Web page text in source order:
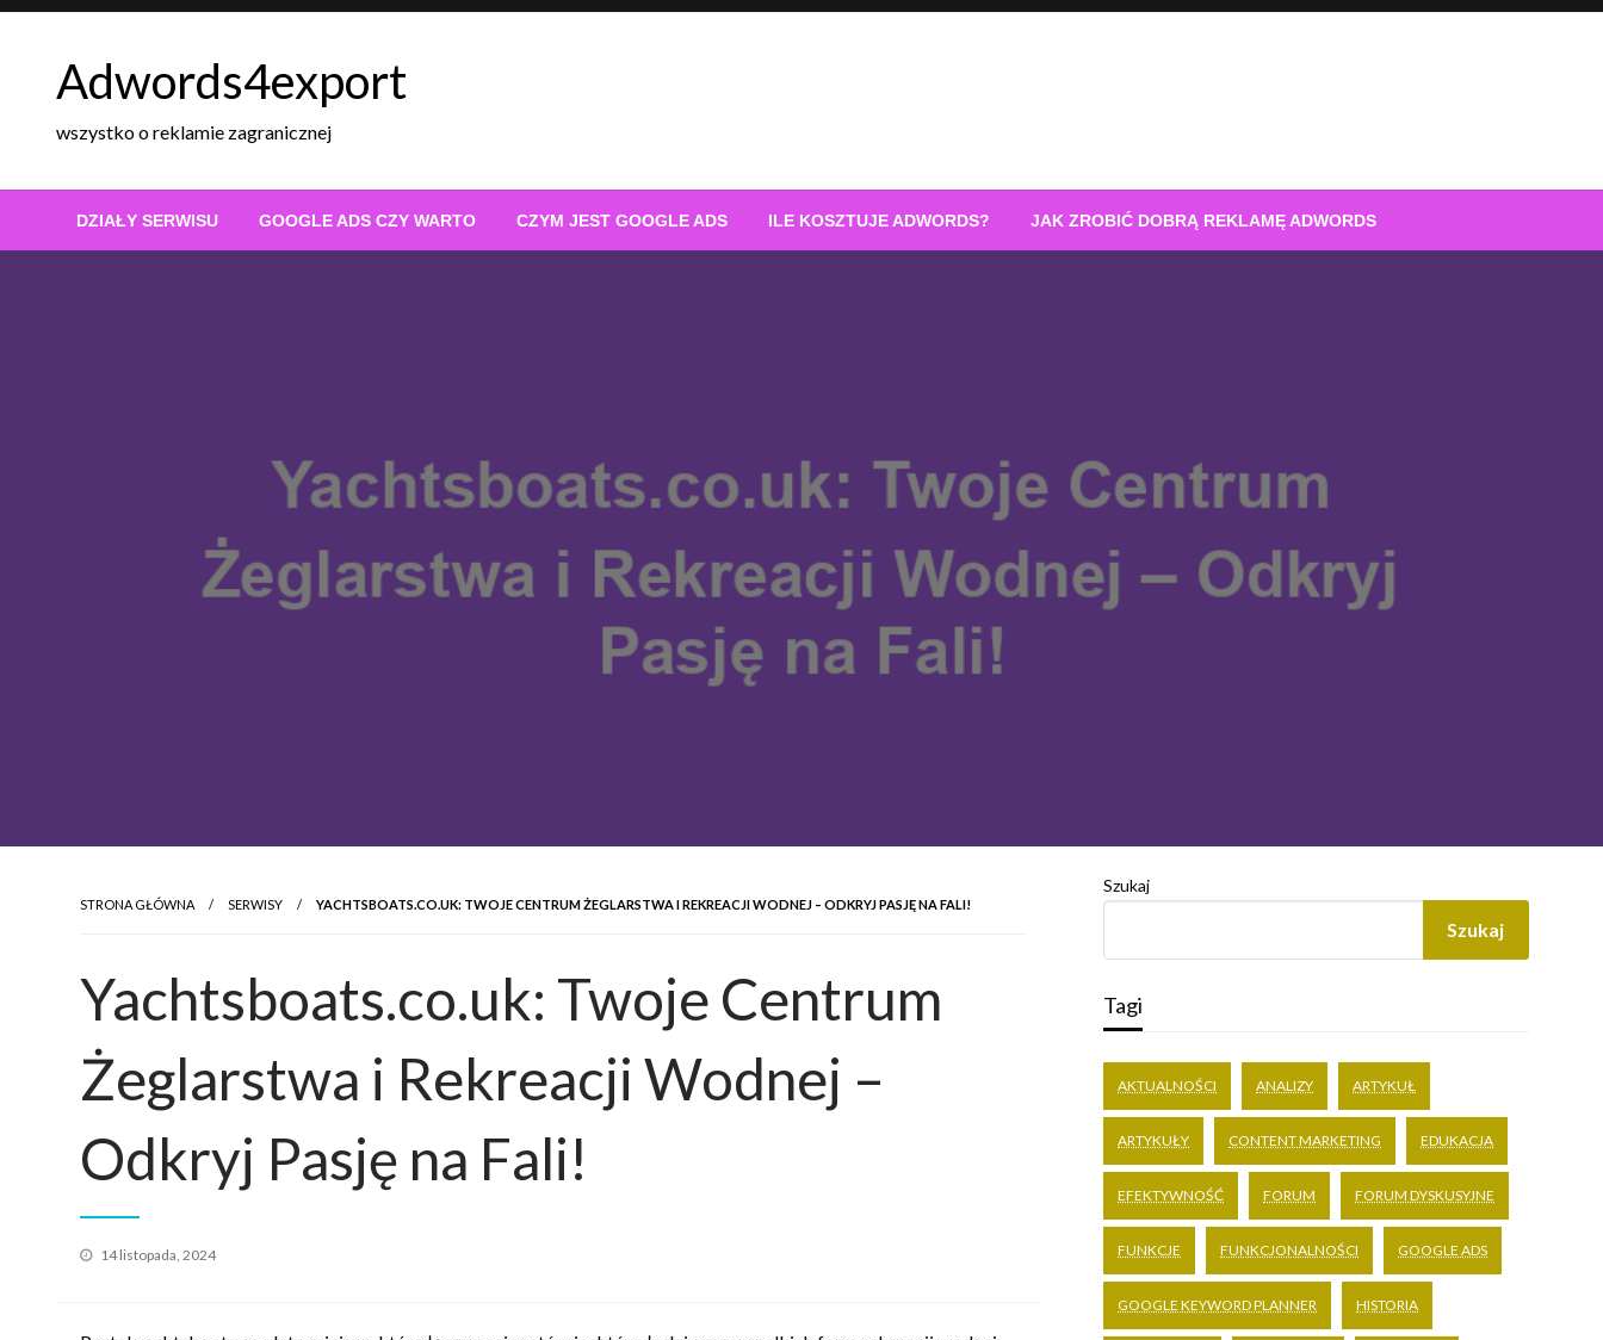
Skip
Adwords4export
wszystko o reklamie zagranicznej
DZIAŁY SERWISU GOOGLE ADS CZY WARTO CZYM JEST GOOGLE ADS ILE KOSZTUJE ADWORDS? JAK ZROBIĆ DOBRĄ REKLAMĘ ADWORDS
STRONA GŁÓWNA SERWISY YACHTSBOATS.CO.UK: TWOJE CENTRUM ŻEGLARSTWA I REKREACJI WODNEJ – ODKRYJ PASJĘ NA FALI!
Yachtsboats.co.uk: Twoje Centrum
Żeglarstwa i Rekreacji Wodnej –
Odkryj Pasję na Fali!
Opublikowane
14 listopada, 2024
Szukaj
Szukaj
Tagi
AKTUALNOŚCI ANALIZY ARTYKUŁ
ARTYKUŁY CONTENT MARKETING EDUKACJA
EFEKTYWNOŚĆ FORUM FORUM DYSKUSYJNE
FUNKCJE FUNKCJONALNOŚCI GOOGLE ADS
GOOGLE KEYWORD PLANNER HISTORIA